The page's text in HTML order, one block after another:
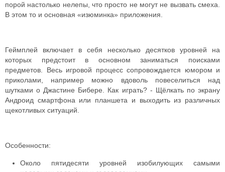
порой настолько нелепы, что просто не могут не вызвать смеха.
В этом то и основная «изюминка» приложения.
Геймплей включает в себя несколько десятков уровней на
которых предстоит в основном заниматься поисками
предметов. Весь игровой процесс сопровождается юмором и
приколами, например можно вдоволь повеселиться над
шутками о Джастине Бибере. Как играть? - Щёлкать по экрану
Андроид смартфона или планшета и выходить из различных
щекотливых ситуаций.
Особенности:
Около пятидесяти уровней изобилующих самыми